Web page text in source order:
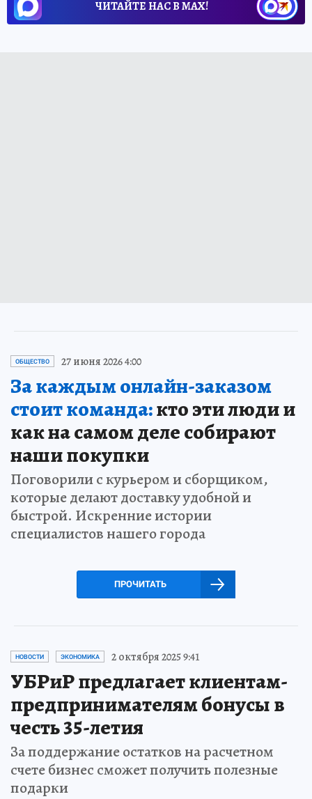
ЧИТАЙТЕ НАС В МАХ!
ОБЩЕСТВО 27 июня 2026 4:00
За каждым онлайн-заказом
стоит команда:кто эти люди и
как на самом деле собирают
наши покупки
Поговорили с курьером и сборщиком,
которые делают доставку удобной и
быстрой. Искренние истории
специалистов нашего города
ПРОЧИТАТЬ
НОВОСТИ ЭКОНОМИКА 2 октября 2025 9:41
УБРиР предлагает клиентам-
предпринимателям бонусы в
честь 35-летия
За поддержание остатков на расчетном
счете бизнес сможет получить полезные
подарки